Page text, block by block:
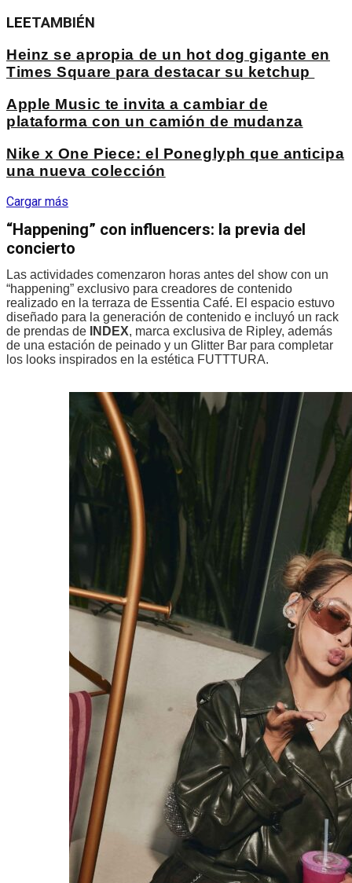
LEETAMBIÉN
Heinz se apropia de un hot dog gigante en
Times Square para destacar su ketchup
Apple Music te invita a cambiar de
plataforma con un camión de mudanza
Nike x One Piece: el Poneglyph que anticipa
una nueva colección
Cargar más
“Happening” con influencers: la previa del
concierto
Las actividades comenzaron horas antes del show con un
“happening” exclusivo para creadores de contenido
realizado en la terraza de Essentia Café. El espacio estuvo
diseñado para la generación de contenido e incluyó un rack
de prendas de
INDEX, marca exclusiva de Ripley, además
de una estación de peinado y un Glitter Bar para completar
los looks inspirados en la estética FUTTTURA.